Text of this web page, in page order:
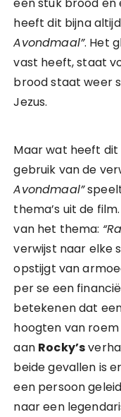
heeft dit bijna
Avondmaal”. Het
vast heeft, staat
brood staat weer
Jezus.
Maar wat heeft
gebruik van de
Avondmaal”
thema’s uit de
van het thema:
verwijst naar elke
opstijgt van
per se een
betekenen dat
hoogten van
aan Rocky’s
beide gevallen is
een persoon
naar een